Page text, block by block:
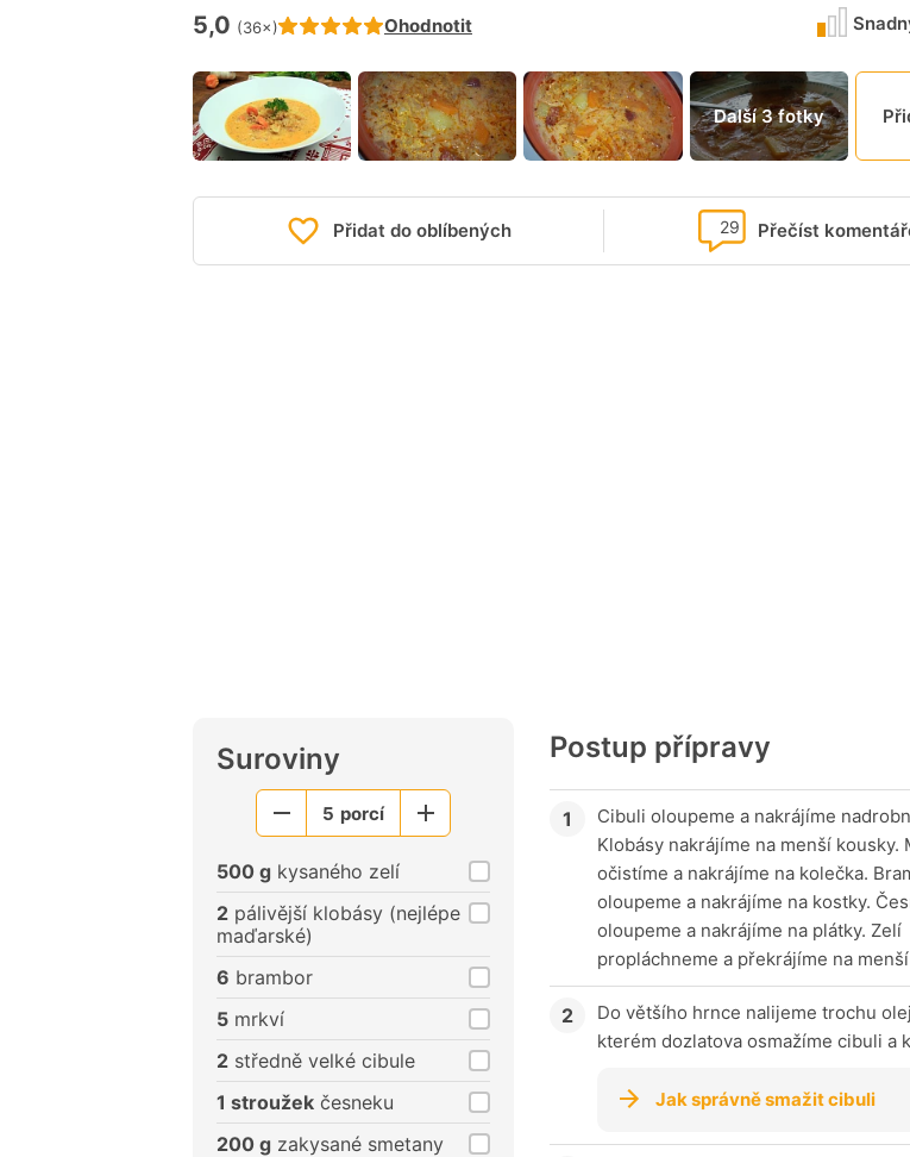
Hodnocení receptu je
5,0 (36×) Ohodnotit
Další 3 fotky
Přidat do oblíbených Přečíst
29
Suroviny
Menší5 porcí
Větší
500 g kysaného zelí
2 pálivější klobásy (nejlépe
maďarské)
6 brambor
5 mrkví
2 středně velké cibule
1 stroužek česneku
200 g zakysané smetany
Postup přípravy
Cibuli oloupeme a nakrájíme
Klobásy nakrájíme na menší kousky.
očistíme a nakrájíme na kolečka.
oloupeme a nakrájíme na kostky.
oloupeme a nakrájíme na plátky. Zelí
propláchneme a překrájíme na
Do většího hrnce nalijeme trochu
kterém dozlatova osmažíme cibuli a
Jak správně smažit cibuli